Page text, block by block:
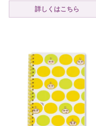
詳しくはこちら